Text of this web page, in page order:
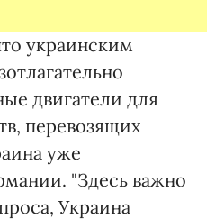
украинским
двигатели для
перевозящих
уже
"Здесь важно
Украина